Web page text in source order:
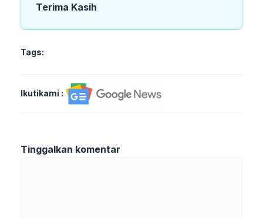
Terima Kasih
Tags:
Ikutikami :
Tinggalkan komentar